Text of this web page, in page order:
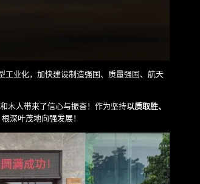
工业化，加快建设制造强国、质量强国、航天
木人带来了信心与振奋！作为坚持以质取胜、
深叶茂地向强发展！